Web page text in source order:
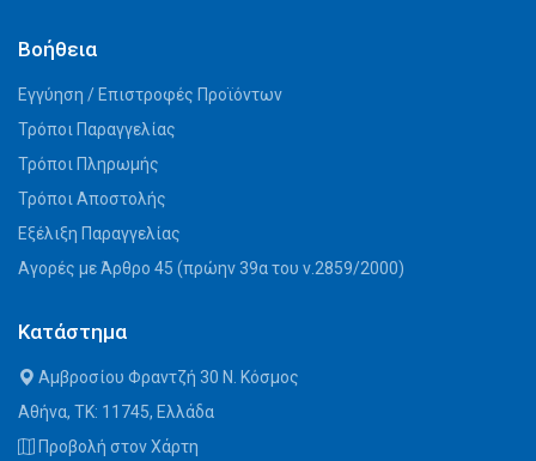
Βοήθεια
Εγγύηση / Επιστροφές Προϊόντων
Τρόποι Παραγγελίας
Τρόποι Πληρωμής
Τρόποι Αποστολής
Εξέλιξη Παραγγελίας
Αγορές με Άρθρο 45 (πρώην 39α του ν.2859/2000)
Κατάστημα
Αμβροσίου Φραντζή 30 Ν. Κόσμος
Αθήνα, ΤΚ: 11745, Ελλάδα
Προβολή στον Χάρτη